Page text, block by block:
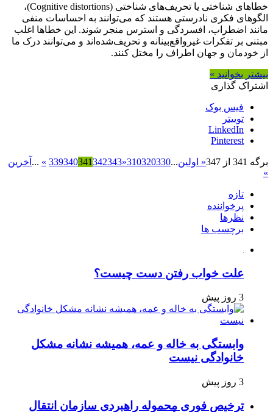
خطاهای شناختی یا تحریف‌های شناختی (Cognitive distortions)،
الگوهای فکری نادرستی هستند که می‌توانند به احساسات منفی
مانند اضطراب، افسردگی و استرس منجر شوند. این خطاها اغلب
مبتنی بر تفکرات غیرواقع‌بینانه و تحریف‌شده‌اند و می‌توانند درک ما
از خودمان و جهان اطراف را مختل کنند.
بیشتر بخوانید »
اشتراک گذاری
فیس بوک
توییتر
LinkedIn
Pinterest
برگه 341 از 347 « اولین...
310320330
«
339340341342343
»
... آخرین
»
تازه
پرخواننده
نظرها
برچسب ها
علت خواب رفتن دست چیست؟
3 روز پیش
وابستگی به خاله و عمه، همیشه نشانه مشکل
خانوادگی نیست
3 روز پیش
ترخیص فوری محموله راهبردی سازمان انتقال